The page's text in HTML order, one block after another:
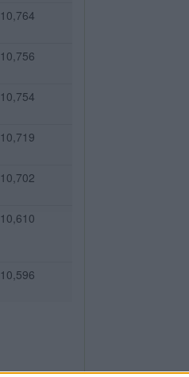
10,764
10,756
10,754
10,719
10,702
10,610
10,596